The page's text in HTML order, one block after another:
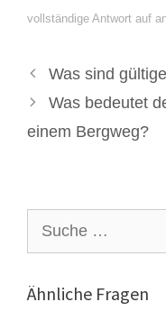
vollständige Antwort auf
Was sind
Was bedeutet
einem Bergweg?
nach:
Ähnliche Fragen